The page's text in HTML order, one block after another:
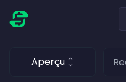
Aperçu